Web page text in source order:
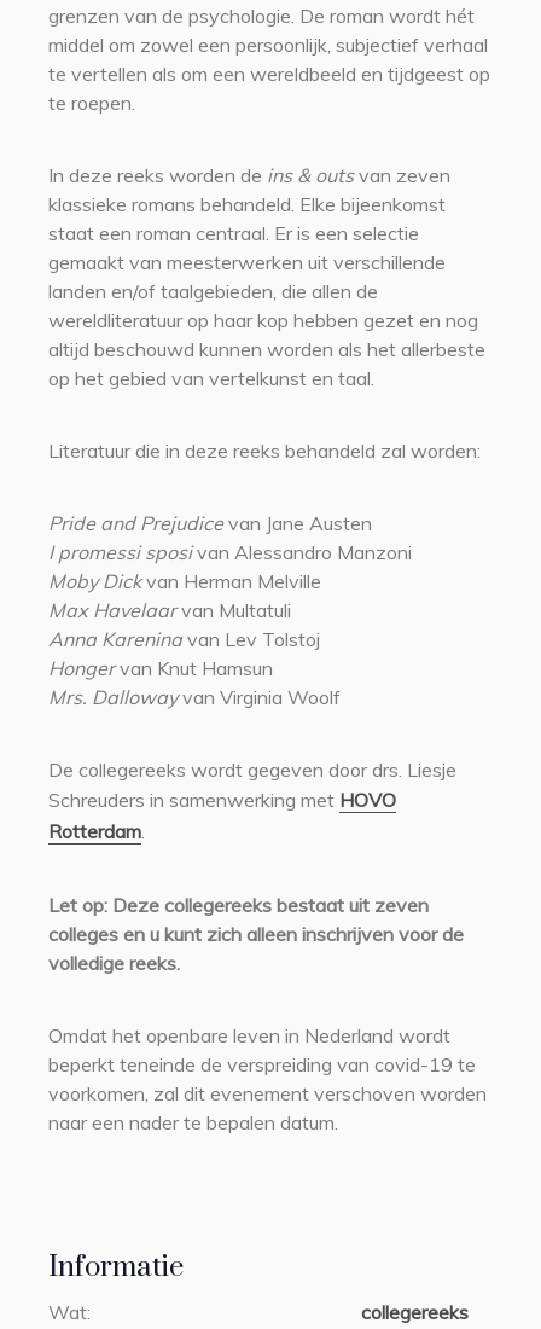
Informatie
Wat:
collegereeks
grenzen van de psychologie. De roman wordt hét
middel om zowel een persoonlijk, subjectief verhaal
te vertellen als om een wereldbeeld en tijdgeest op
te roepen.
In deze reeks worden de ins & outsvan zeven
klassieke romans behandeld. Elke bijeenkomst
staat een roman centraal. Er is een selectie
gemaakt van meesterwerken uit verschillende
landen en/of taalgebieden, die allen de
wereldliteratuur op haar kop hebben gezet en nog
altijd beschouwd kunnen worden als het allerbeste
op het gebied van vertelkunst en taal.
Literatuur die in deze reeks behandeld zal worden:
Pride and Prejudicevan Jane Austen
I promessi sposivan Alessandro Manzoni
Moby Dickvan Herman Melville
Max Havelaarvan Multatuli
Anna Kareninavan Lev Tolstoj
Hongervan Knut Hamsun
Mrs. Dallowayvan Virginia Woolf
De collegereeks wordt gegeven door drs. Liesje
Schreuders in samenwerking met HOVO
Rotterdam.
Let op: Deze collegereeks bestaat uit zeven
colleges en u kunt zich alleen inschrijven voor de
volledige reeks.
Omdat het openbare leven in Nederland wordt
beperkt teneinde de verspreiding van covid-19 te
voorkomen, zal dit evenement verschoven worden
naar een nader te bepalen datum.